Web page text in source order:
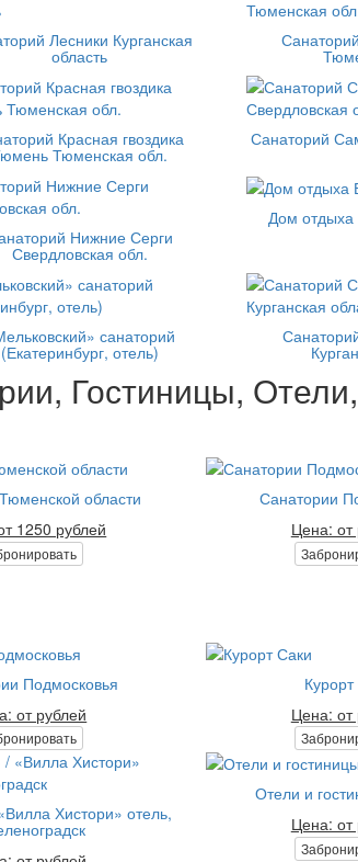
Лесники Курганская
область
Красная гвоздика
Тюменская обл.
Санаторий
Нижние Серги
Свердловская обл.
Дом отдыха
санаторий
(Екатеринбург, отель)
Гостиницы,
области
1250 рублей
Санатории
Цена: от
Подмосковья
от рублей
Цена: от
Хистори» отель,
Отели и
Цена: от